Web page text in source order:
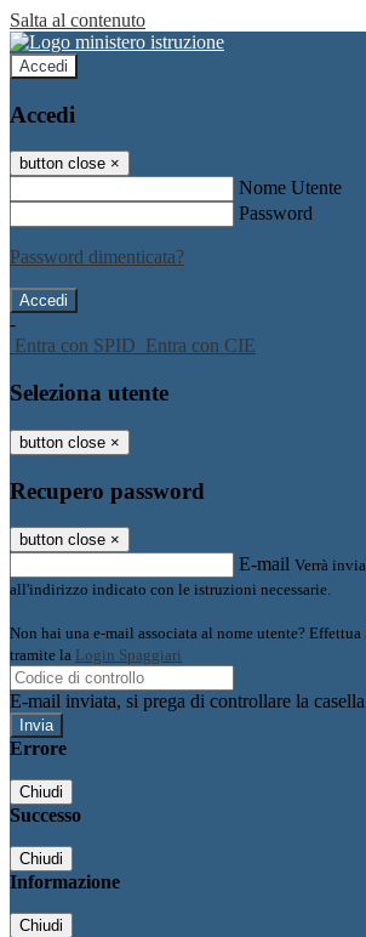
Salta al contenuto
Accedi
Accedi
button close ×
Nome Utente
Password
Password dimenticata?
-
Entra con SPID Entra con CIE
Seleziona utente
button close ×
Recupero password
button close ×
E-mail Verrà
all'indirizzo indicato con le istruzioni necessarie.
Non hai una e-mail associata al nome utente? Effettua
tramite la Login Spaggiari
E-mail inviata, si prega di controllare la
Errore
Chiudi
Successo
Chiudi
Informazione
Chiudi